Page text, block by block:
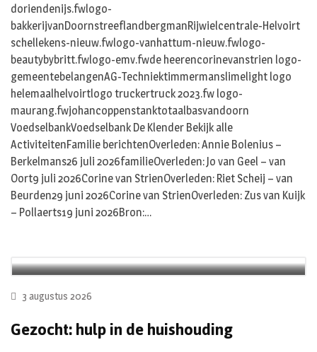
doriendenijs.fwlogo-
bakkerijvanDoornstreeflandbergmanRijwielcentrale-Helvoirt
schellekens-nieuw.fwlogo-vanhattum-nieuw.fwlogo-
beautybybritt.fwlogo-emv.fwde heerencorinevanstrien logo-
gemeentebelangenAG-Techniektimmermanslimelight logo
helemaalhelvoirtlogo truckertruck 2023.fw logo-
maurang.fwjohancoppenstanktotaalbasvandoorn
VoedselbankVoedselbank De Klender Bekijk alle
ActiviteitenFamilie berichtenOverleden: Annie Bolenius –
Berkelmans26 juli 2026familieOverleden: Jo van Geel – van
Oort9 juli 2026Corine van StrienOverleden: Riet Scheij – van
Beurden29 juni 2026Corine van StrienOverleden: Zus van Kuijk
– Pollaerts19 juni 2026Bron:…
3 augustus 2026
Gezocht: hulp in de huishouding